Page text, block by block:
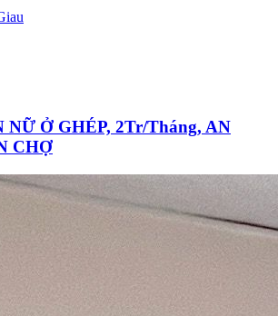
NỮ Ở GHÉP, 2Tr/Tháng, AN
CHỢ